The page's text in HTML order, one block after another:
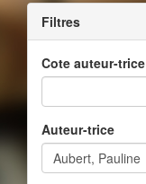
Filtres
Cote auteur-trice
Auteur-trice